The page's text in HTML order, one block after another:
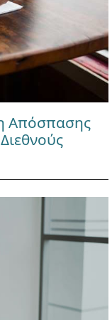
Απόσπασης